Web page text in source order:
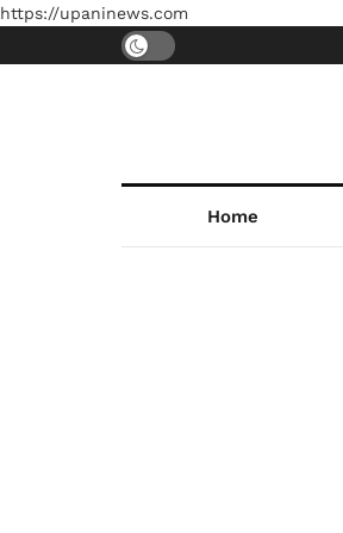
https://upaninews.com
Home